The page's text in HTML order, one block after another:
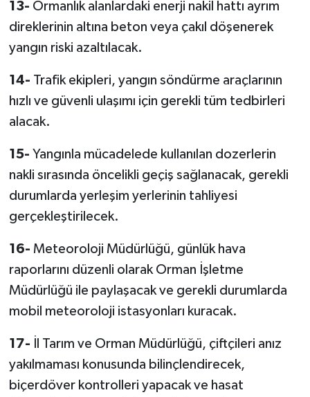
13- Ormanlık alanlardaki enerji nakil hattı ayrım
direklerinin altına beton veya çakıl döşenerek
yangın riski azaltılacak.
14- Trafik ekipleri, yangın söndürme araçlarının
hızlı ve güvenli ulaşımı için gerekli tüm tedbirleri
alacak.
15- Yangınla mücadelede kullanılan dozerlerin
nakli sırasında öncelikli geçiş sağlanacak, gerekli
durumlarda yerleşim yerlerinin tahliyesi
gerçekleştirilecek.
16- Meteoroloji Müdürlüğü, günlük hava
raporlarını düzenli olarak Orman İşletme
Müdürlüğü ile paylaşacak ve gerekli durumlarda
mobil meteoroloji istasyonları kuracak.
17- İl Tarım ve Orman Müdürlüğü, çiftçileri anız
yakılmaması konusunda bilinçlendirecek,
biçerdöver kontrolleri yapacak ve hasat